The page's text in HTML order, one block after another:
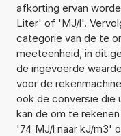
afkorting ervan
Liter' of 'MJ/l'.
categorie van de te
meeteenheid, in dit
de ingevoerde
voor de
ook de conversie die
kan de om te
'74 MJ/l naar kJ/m3'